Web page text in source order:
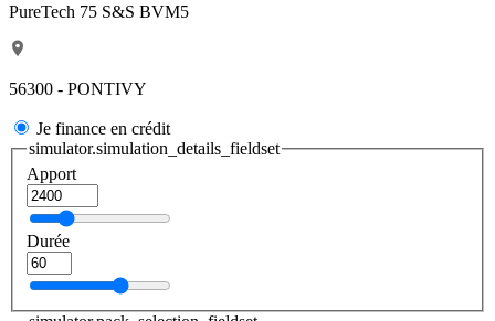
PureTech 75 S&S BVM5
56300 - PONTIVY
Je finance en crédit
simulator.simulation_details_fieldset
Apport
Durée